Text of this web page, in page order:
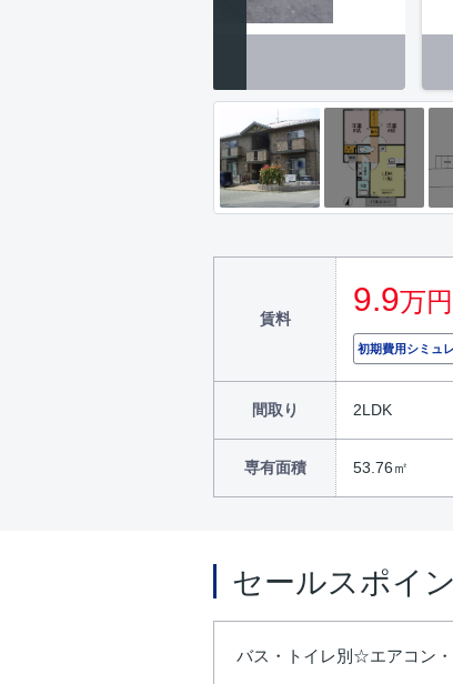
賃料
9.9万円
初期費用シミュ
間取り 2LDK
専有面積 53.76㎡
セールスポイ
バス・トイレ別☆エアコン